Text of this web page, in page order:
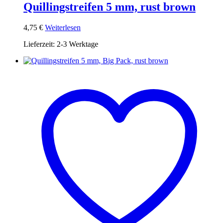
Quillingstreifen 5 mm, rust brown
4,75 € Weiterlesen
Lieferzeit: 2-3 Werktage